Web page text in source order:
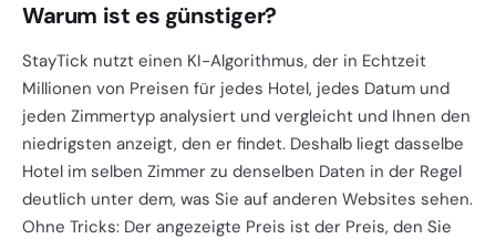
Warum ist es günstiger?
StayTick nutzt einen KI-Algorithmus, der in Echtzeit
Millionen von Preisen für jedes Hotel, jedes Datum und
jeden Zimmertyp analysiert und vergleicht und Ihnen den
niedrigsten anzeigt, den er findet. Deshalb liegt dasselbe
Hotel im selben Zimmer zu denselben Daten in der Regel
deutlich unter dem, was Sie auf anderen Websites sehen.
Ohne Tricks: Der angezeigte Preis ist der Preis, den Sie